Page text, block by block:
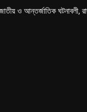
ও আন্তর্জাতিক ঘটনাবলী,